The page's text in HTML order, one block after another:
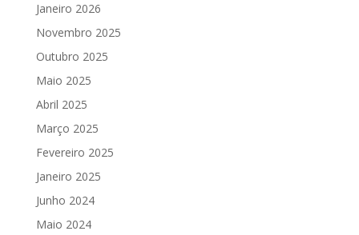
Janeiro 2026
Novembro 2025
Outubro 2025
Maio 2025
Abril 2025
Março 2025
Fevereiro 2025
Janeiro 2025
Junho 2024
Maio 2024